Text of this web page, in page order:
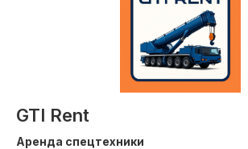
GTI Rent
Аренда спецтехники